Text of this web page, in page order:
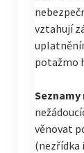
vztahují
potažmo
Seznamy
věnovat
(nezřídka